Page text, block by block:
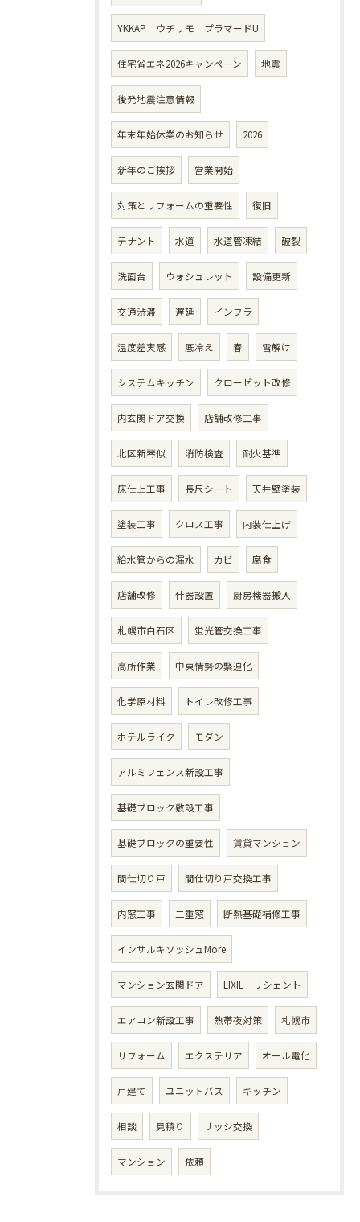
YKKAP ウチリモ プラマードU
住宅省エネ2026キャンペーン 地震
後発地震注意情報
年末年始休業のお知らせ 2026
新年のご挨拶 営業開始
対策とリフォームの重要性 復旧
テナント 水道 水道管凍結 破裂
洗面台 ウォシュレット 設備更新
交通渋滞 遅延 インフラ
温度差実感 底冷え 春 雪解け
システムキッチン クローゼット改修
内玄関ドア交換 店舗改修工事
北区新琴似 消防検査 耐火基準
床仕上工事 長尺シート 天井壁塗装
塗装工事 クロス工事 内装仕上げ
給水管からの漏水 カビ 腐食
店舗改修 什器設置 厨房機器搬入
札幌市白石区 蛍光管交換工事
高所作業 中東情勢の緊迫化
化学原材料 トイレ改修工事
ホテルライク モダン
アルミフェンス新設工事
基礎ブロック敷設工事
基礎ブロックの重要性 賃貸マンション
間仕切り戸 間仕切り戸交換工事
内窓工事 二重窓 断熱基礎補修工事
インサルキソッシュMore
マンション玄関ドア LIXIL リシェント
エアコン新設工事 熱帯夜対策 札幌市
リフォーム エクステリア オール電化
戸建て ユニットバス キッチン
相談 見積り サッシ交換
マンション 依頼